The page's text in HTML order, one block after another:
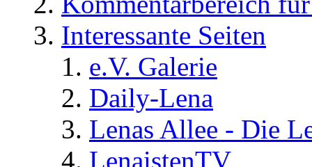
Interessante Seiten
e.V. Galerie
Daily-Lena
Lenas Allee - Die
LenaistenTV